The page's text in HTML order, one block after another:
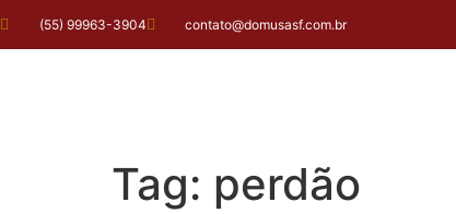
(55) 99963-3904 contato@domusasf.com.br
Tag: perdão